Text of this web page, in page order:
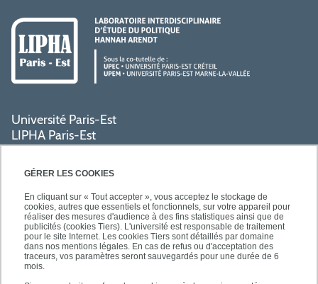
GÉRER LES COOKIES
En cliquant sur « Tout accepter », vous acceptez le stockage de
cookies, autres que essentiels et fonctionnels, sur votre appareil pour
réaliser des mesures d'audience à des fins statistiques ainsi que de
publicités (cookies Tiers). L'université est responsable de traitement
pour le site Internet. Les cookies Tiers sont détaillés par domaine
dans nos mentions légales. En cas de refus ou d'acceptation des
traceurs, vos paramètres seront sauvegardés pour une durée de 6
mois.
Université Paris-Est
LIPHA Paris-Est
Campus Centre de Créteil
61, avenue du Général de Gaulle
PRATIQUE
ACCÈS RAPIDES